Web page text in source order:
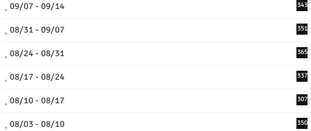
09/07 - 09/14 343
08/31 - 09/07 351
08/24 - 08/31 365
08/17 - 08/24 337
08/10 - 08/17 307
08/03 - 08/10 350